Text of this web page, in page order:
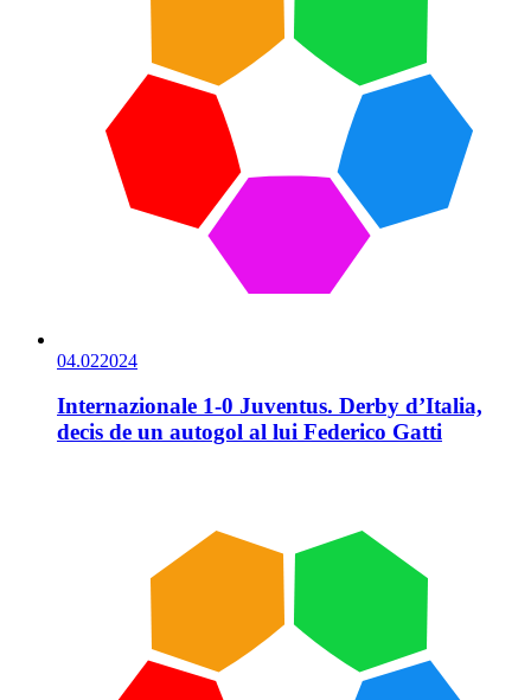
04.022024
Internazionale 1-0 Juventus. Derby d’Italia,
decis de un autogol al lui Federico Gatti